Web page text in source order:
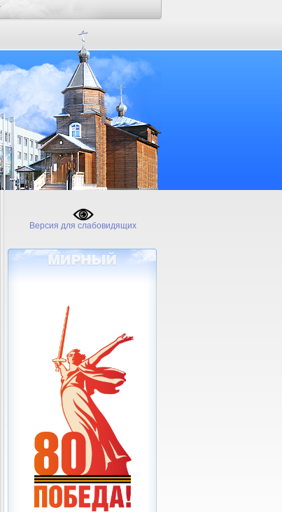
Версия для слабовидящих